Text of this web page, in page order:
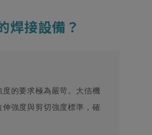
焊接設備？
的要求極為嚴苛。大佶機
強度與剪切強度標準，確